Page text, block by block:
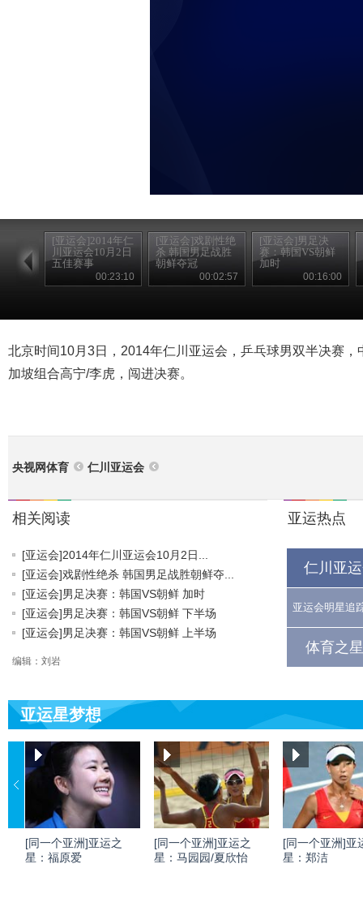
[亚运会]2014年仁
川亚运会10月2日
五佳赛事
00:23:10
[亚运会]戏剧性绝
杀 韩国男足战胜
朝鲜夺冠
00:02:57
[亚运会]男足决
赛：韩国VS朝鲜
加时
00:16:00
北京时间10月3日，2014年仁川亚运会，乒乓球男双半决赛
加坡组合高宁/李虎，闯进决赛。
央视网体育 仁川亚运会
相关阅读
[亚运会]2014年仁川亚运会10月2日...
[亚运会]戏剧性绝杀 韩国男足战胜朝鲜夺...
[亚运会]男足决赛：韩国VS朝鲜 加时
[亚运会]男足决赛：韩国VS朝鲜 下半场
[亚运会]男足决赛：韩国VS朝鲜 上半场
编辑：刘岩
亚运热点
仁川亚
亚运会明星追
体育之
亚运星梦想
[同一个亚洲]亚运之
星：福原爱
[同一个亚洲]亚运之
星：马园园/夏欣怡
[同一个亚洲]亚
星：郑洁